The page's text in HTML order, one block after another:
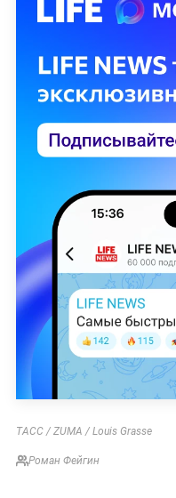
ТАСС / ZUMA / Louis Grasse
Роман Фейгин